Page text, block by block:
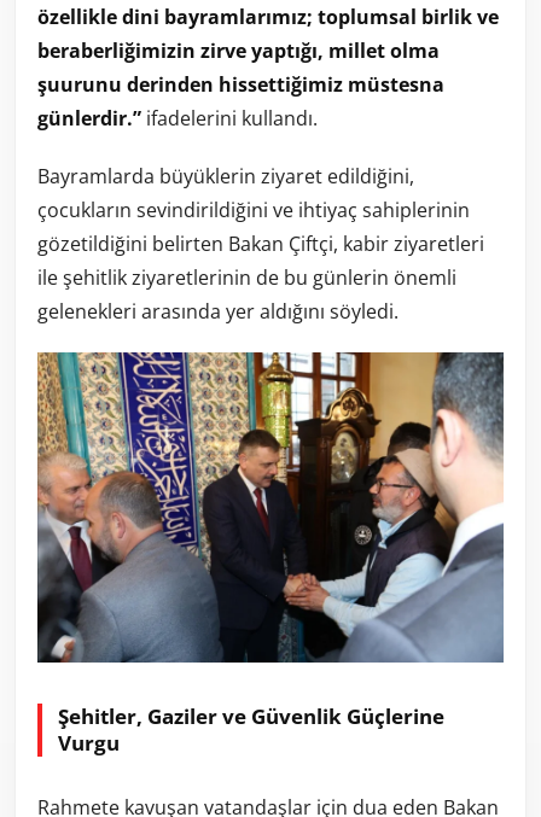
özellikle dini bayramlarımız; toplumsal birlik ve
beraberliğimizin zirve yaptığı, millet olma
şuurunu derinden hissettiğimiz müstesna
günlerdir.” ifadelerini kullandı.
Bayramlarda büyüklerin ziyaret edildiğini,
çocukların sevindirildiğini ve ihtiyaç sahiplerinin
gözetildiğini belirten Bakan Çiftçi, kabir ziyaretleri
ile şehitlik ziyaretlerinin de bu günlerin önemli
gelenekleri arasında yer aldığını söyledi.
Şehitler, Gaziler ve Güvenlik Güçlerine
Vurgu
Rahmete kavuşan vatandaşlar için dua eden Bakan